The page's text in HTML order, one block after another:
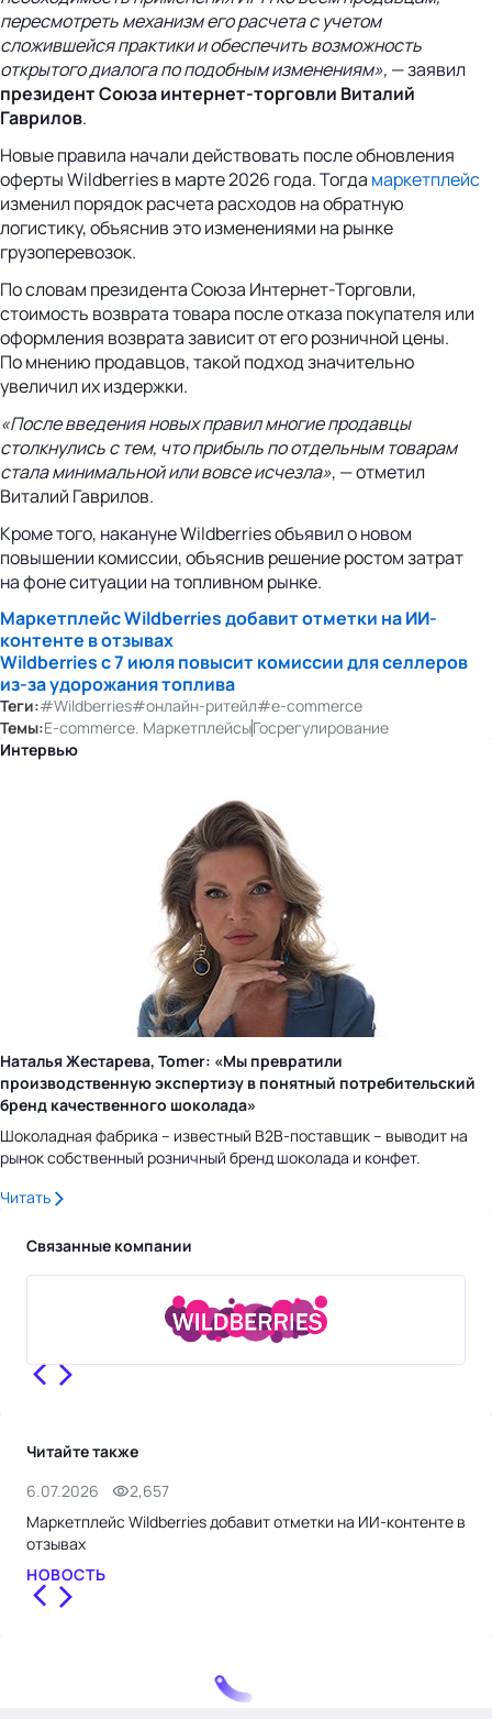
пересмотреть механизм его расчета с учетом
сложившейся практики и обеспечить возможность
открытого диалога по подобным изменениям», — заявил
президент Союзаинтернет-торговли Виталий
Гаврилов.
Новые правила начали действовать после обновления
оферты Wildberries в марте 2026 года. Тогда маркетплейс
изменил порядок расчета расходов на обратную
логистику, объяснив это изменениями на рынке
грузоперевозок.
По словам президента Союза Интернет-Торговли,
стоимость возврата товара после отказа покупателя или
оформления возврата зависит от его розничной цены.
По мнению продавцов, такой подход значительно
увеличил их издержки.
«После введения новых правил многие продавцы
столкнулись с тем, что прибыль по отдельным товарам
стала минимальной или вовсе исчезла», — отметил
Виталий Гаврилов.
Кроме того, накануне Wildberries объявил о новом
повышении комиссии, объяснив решение ростом затрат
на фоне ситуации на топливном рынке.
Маркетплейс Wildberries добавит отметки наИИ-
контенте в отзывах
Wildberries с 7 июля повысит комиссии для селлеров
из-заудорожания топлива
Теги:#Wildberries#онлайн-ритейл#e-commerce
Темы:E-commerce. МаркетплейсыГосрегулирование
Интервью
Наталья Жестарева, Tomer: «Мы превратили
производственную экспертизу в понятный потребительский
бренд качественного шоколада»
Шоколадная фабрика – известный B2B-поставщик – выводит на
рынок собственный розничный бренд шоколада и конфет.
Читать
Связанные компании
Читайте также
6.07.2026
2,657
Маркетплейс Wildberries добавит отметки на ИИ-контенте в
отзывах
НОВОСТЬ